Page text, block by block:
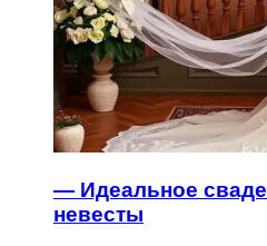
— Идеальное
невесты